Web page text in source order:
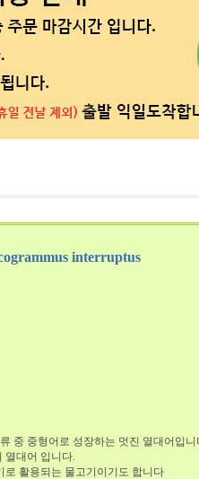
interruptus
중 중형어로 성장하는 멋진 열대어입니
열대어 입니다.
로 활용되는 물고기이기도 합니다